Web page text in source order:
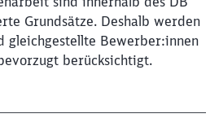
Grundsätze. Deshalb werden
gleichgestellte Bewerber:innen
berücksichtigt.